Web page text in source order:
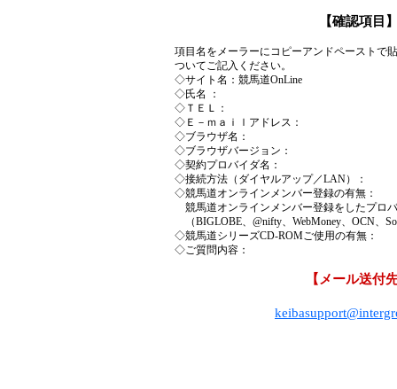
【確認項目
項目名をメーラーにコピーアンドペーストで
ついてご記入ください。
◇サイト名：競馬道OnLine
◇氏名 ：
◇ＴＥＬ：
◇Ｅ－ｍａｉｌアドレス：
◇ブラウザ名：
◇ブラウザバージョン：
◇契約プロバイダ名：
◇接続方法（ダイヤルアップ／LAN）：
◇競馬道オンラインメンバー登録の有無：
競馬道オンラインメンバー登録をしたプロ
（BIGLOBE、@nifty、WebMoney、OCN、
◇競馬道シリーズCD-ROMご使用の有無：
◇ご質問内容：
【メール送付